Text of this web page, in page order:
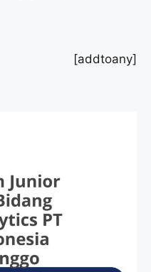
[addtoany]